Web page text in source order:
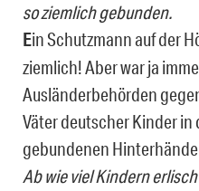
so ziemlich gebunden.
Ein Schutzmann auf der
ziemlich! Aber war ja
Ausländerbehörden
Väter deutscher Kinder in
gebundenen
Ab wie viel Kindern